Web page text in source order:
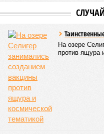
погибших, по некоторым
1887 года вода прорвала
Хуанхэ и быстро залила
как местность там
встречал препятствий на
целые города. Водой
километров (а это больше
Кировской областей), 2
ещё столько же погибли в
катастрофой пандемии.